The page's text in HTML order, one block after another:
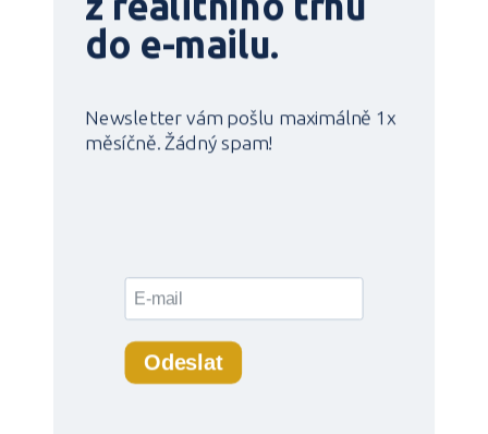
do e-mailu.
Newsletter vám pošlu maximálně 1x
měsíčně. Žádný spam!